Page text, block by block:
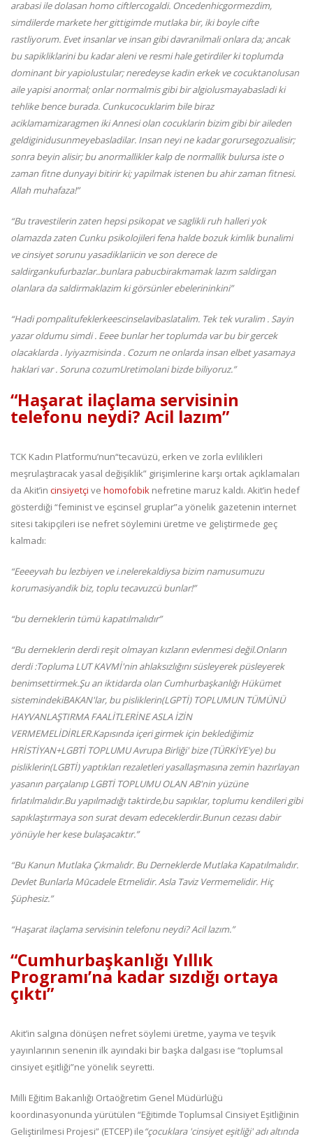
arabasi ile dolasan homo ciftlercogaldi. Oncedenhicgormezdim,
simdilerde markete her gittigimde mutlaka bir, iki boyle cifte
rastliyorum. Evet insanlar ve insan gibi davranilmali onlara da; ancak
bu sapikliklarini bu kadar aleni ve resmi hale getirdiler ki toplumda
dominant bir yapiolustular; neredeyse kadin erkek ve cocuktanolusan
aile yapisi anormal; onlar normalmis gibi bir algiolusmayabasladi ki
tehlike bence burada. Cunkucocuklarim bile biraz
aciklamamizaragmen iki Annesi olan cocuklarin bizim gibi bir aileden
geldiginidusunmeyebasladilar. Insan neyi ne kadar gorursegozualisir;
sonra beyin alisir; bu anormallikler kalp de normallik bulursa iste o
zaman fitne dunyayi bitirir ki; yapilmak istenen bu ahir zaman fitnesi.
Allah muhafaza!”
“Bu travestilerin zaten hepsi psikopat ve saglikli ruh halleri yok
olamazda zaten Cunku psikolojileri fena halde bozuk kimlik bunalimi
ve cinsiyet sorunu yasadiklariicin ve son derece de
saldirgankufurbazlar..bunlara pabucbirakmamak lazım saldirgan
olanlara da saldirmaklazim ki görsünler ebelerininkini”
“Hadi pompalitufeklerkeescinselavibaslatalim. Tek tek vuralim . Sayin
yazar oldumu simdi . Eeee bunlar her toplumda var bu bir gercek
olacaklarda . Iyiyazmisinda . Cozum ne onlarda insan elbet yasamaya
haklari var . Soruna cozumUretimolani bizde biliyoruz.”
“Haşarat ilaçlama servisinin
telefonu neydi? Acil lazım”
TCK Kadın Platformu’nun“tecavüzü, erken ve zorla evlilikleri
meşrulaştıracak yasal değişiklik” girişimlerine karşı ortak açıklamaları
da Akit’in cinsiyetçi ve homofobik nefretine maruz kaldı. Akit’in hedef
gösterdiği “feminist ve eşcinsel gruplar”a yönelik gazetenin internet
sitesi takipçileri ise nefret söylemini üretme ve geliştirmede geç
kalmadı:
“Eeeeyvah bu lezbiyen ve i.nelerekaldiysa bizim namusumuzu
korumasiyandik biz, toplu tecavuzcü bunlar!”
“bu derneklerin tümü kapatılmalıdır”
“Bu derneklerin derdi reşit olmayan kızların evlenmesi değil.Onların
derdi :Topluma LUT KAVMİ'nin ahlaksızlığını süsleyerek püsleyerek
benimsettirmek.Şu an iktidarda olan Cumhurbaşkanlığı Hükümet
sistemindekiBAKAN'lar, bu pisliklerin(LGPTİ) TOPLUMUN TÜMÜNÜ
HAYVANLAŞTIRMA FAALİTLERİNE ASLA İZİN
VERMEMELİDİRLER.Kapısında içeri girmek için beklediğimiz
HRİSTİYAN+LGBTİ TOPLUMU Avrupa Birliği' bize (TÜRKİYE'ye) bu
pisliklerin(LGBTİ) yaptıkları rezaletleri yasallaşmasına zemin hazırlayan
yasanın parçalanıp LGBTİ TOPLUMU OLAN AB'nin yüzüne
fırlatılmalıdır.Bu yapılmadığı taktirde,bu sapıklar, toplumu kendileri gibi
sapıklaştırmaya son surat devam edeceklerdir.Bunun cezası dabir
yönüyle her kese bulaşacaktır.”
“Bu Kanun Mutlaka Çıkmalıdr. Bu Derneklerde Mutlaka Kapatılmalıdır.
Devlet Bunlarla Mūcadele Etmelidir. Asla Taviz Vermemelidir. Hiç
Şüphesiz.”
“Haşarat ilaçlama servisinin telefonu neydi? Acil lazım.”
“Cumhurbaşkanlığı Yıllık
Programı’na kadar sızdığı ortaya
çıktı”
Akit’in salgına dönüşen nefret söylemi üretme, yayma ve teşvik
yayınlarının senenin ilk ayındaki bir başka dalgası ise “toplumsal
cinsiyet eşitliği”ne yönelik seyretti.
Milli Eğitim Bakanlığı Ortaöğretim Genel Müdürlüğü
koordinasyonunda yürütülen “Eğitimde Toplumsal Cinsiyet Eşitliğinin
Geliştirilmesi Projesi” (ETCEP) ile“çocuklara 'cinsiyet eşitliği' adı altında